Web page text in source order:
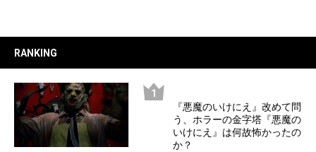
RANKING
『悪魔のいけにえ』改めて問
う、ホラーの金字塔『悪魔の
いけにえ』は何故怖かったの
か？